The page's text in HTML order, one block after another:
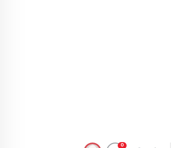
0